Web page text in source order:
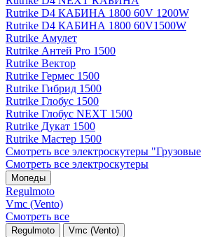
Rutrike D4 КАБИНА 1800 60V 1200W
Rutrike D4 КАБИНА 1800 60V1500W
Rutrike Амулет
Rutrike Антей Pro 1500
Rutrike Вектор
Rutrike Гермес 1500
Rutrike Гибрид 1500
Rutrike Глобус 1500
Rutrike Глобус NEXT 1500
Rutrike Дукат 1500
Rutrike Мастер 1500
Смотреть все электро­скутеры
Смотреть все электро­скутеры
Мопеды
Regulmoto
Vmc (Vento)
Смотреть все
Regulmoto Vmc (Vento)